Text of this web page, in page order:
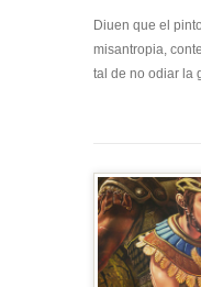
Diuen que el
misantropia,
tal de no odiar la